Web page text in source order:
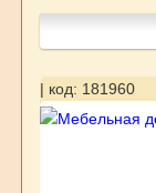
| код: 181960